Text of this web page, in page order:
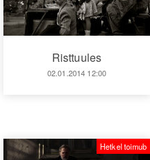
Risttuules
02.01.2014 12:00
Hetkel toimub